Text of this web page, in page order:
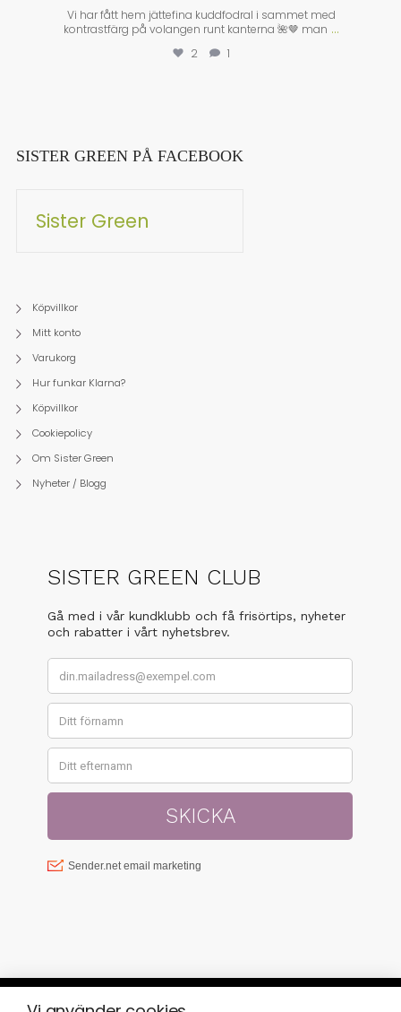
Vi har fått hem jättefina kuddfodral i sammet med
kontrastfärg på volangen runt kanterna 🌺🤎 man ...
2 1
SISTER GREEN PÅ FACEBOOK
Sister Green
Köpvillkor
Mitt konto
Varukorg
Hur funkar Klarna?
Köpvillkor
Cookiepolicy
Om Sister Green
Nyheter / Blogg